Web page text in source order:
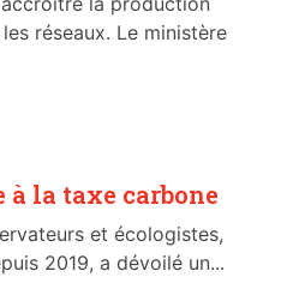
réseaux. Le ministère
à la taxe carbone
et écologistes,
2019, a dévoilé un...